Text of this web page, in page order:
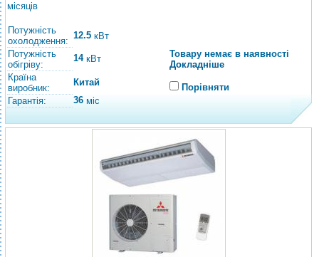
місяців
Потужність
охолодження:
12.5 кВт
Потужність
обігріву:
14кВт
Країна
виробник:
Китай
Гарантія:
36 міс
Товару немає в наявності
Докладніше
Порівняти